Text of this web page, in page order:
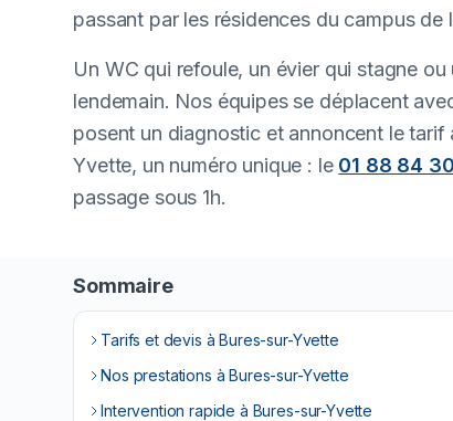
passant par les résidences du campus
Un WC qui refoule, un évier qui stagne
lendemain. Nos équipes se déplacent
posent un diagnostic et annoncent le
Yvette, un numéro unique : le 01 88 84
passage sous 1h.
Sommaire
Tarifs et devis à Bures-sur-Yvette
Nos prestations à Bures-sur-Yvette
Intervention rapide à Bures-sur-Yvette